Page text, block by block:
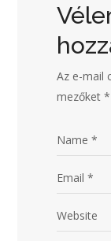
Az e-mail
mezőket*